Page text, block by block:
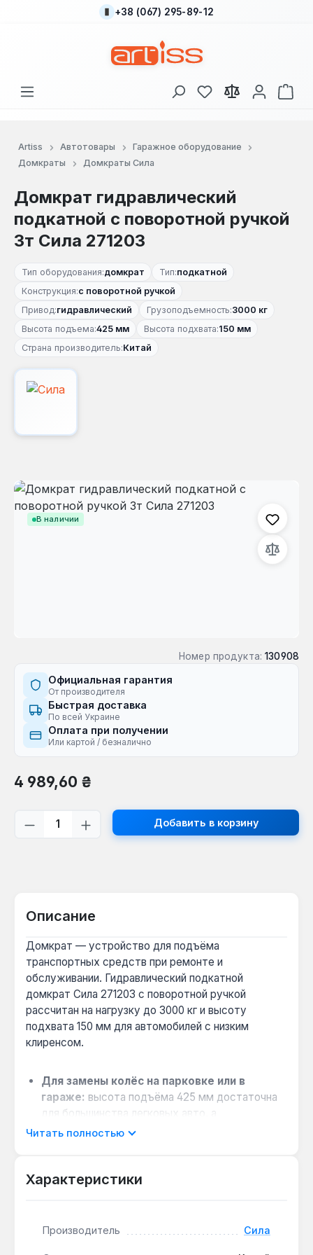
Перейти к основному содержанию
+38 (067) 295-89-12
У вас есть товары
В
Artiss Автотовары
Гаражное оборудование
Домкраты
Домкраты Сила
Домкрат гидравлический
подкатной с поворотной ручкой
3т Сила 271203
Тип оборудования:домкрат Тип:подкатной
Конструкция:с поворотной ручкой
Привод:гидравлический Грузоподъемность:3000 кг
Высота подъема:425 мм Высота подхвата:150 мм
Страна производитель:Китай
В наличии
Пропустить галерею изображений
Номер продукта: 130908
Официальная гарантия
От производителя
Быстрая доставка
По всей Украине
Оплата при получении
Или картой / безналично
Обычная цена:
4 989,60 ₴
Количество продукта: введите
Добавить в корзину
Описание
Домкрат — устройство для подъёма
транспортных средств при ремонте и
обслуживании. Гидравлический подкатной
домкрат Сила 271203 с поворотной ручкой
рассчитан на нагрузку до 3000 кг и высоту
подхвата 150 мм для автомобилей с низким
клиренсом.
Для замены колёс на парковке или в
гараже: высота подъёма 425 мм достаточна
для большинства легковых авто, а
гидравлический привод обеспечивает плавный
минимальная высота подхвата 150 мм
спортивных моделей.
Читать полностью
Характеристики
Производитель Сила